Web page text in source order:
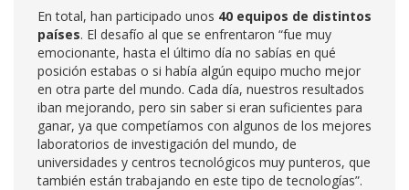
En total, han participado unos 40 equipos de distintos
países. El desafío al que se enfrentaron “fue muy
emocionante, hasta el último día no sabías en qué
posición estabas o si había algún equipo mucho mejor
en otra parte del mundo. Cada día, nuestros resultados
iban mejorando, pero sin saber si eran suficientes para
ganar, ya que competíamos con algunos de los mejores
laboratorios de investigación del mundo, de
universidades y centros tecnológicos muy punteros, que
también están trabajando en este tipo de tecnologías”.